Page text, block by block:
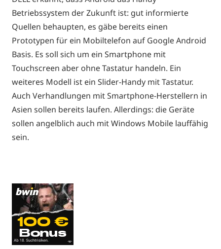
Betriebssystem der Zukunft ist: gut informierte
Quellen behaupten, es gäbe bereits einen
Prototypen für ein Mobiltelefon auf Google Android
Basis. Es soll sich um ein Smartphone mit
Touchscreen aber ohne Tastatur handeln. Ein
weiteres Modell ist ein Slider-Handy mit Tastatur.
Auch Verhandlungen mit Smartphone-Herstellern in
Asien sollen bereits laufen. Allerdings: die Geräte
sollen angelblich auch mit Windows Mobile lauffähig
sein.